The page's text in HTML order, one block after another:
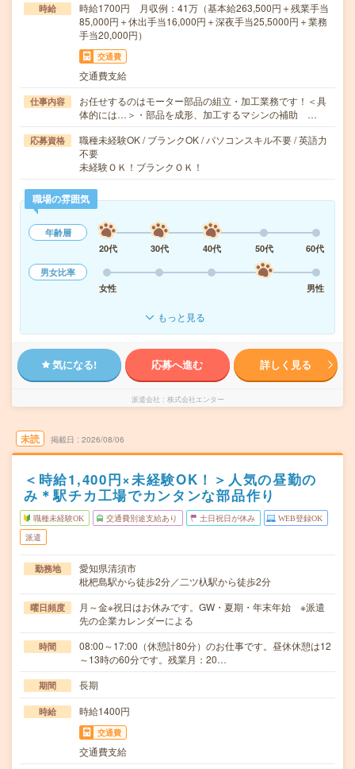
時給
時給1700円 月収例：41万（基本給263,500円＋残業手当
85,000円＋休出手当16,000円＋深夜手当25,5000円＋業務
手当20,000円）
交通費
交通費支給
仕事内容
お任せするのはモーター部品の組立・加工業務です！＜具
体的には…＞・部品を成形、加工するマシンの補助 …
応募資格
職種未経験OK / ブランクOK / パソコンスキル不要 / 英語力
不要
未経験ＯＫ！ブランクＯＫ！
職場の雰囲気
年齢層
20代
30代 40代 50代
60代
男女比率
女性
男性
もっと見る
気になる! 応募へ進む 詳しく見る
派遣会社 株式会社エンター
未読 掲載日 2026/08/06
＜時給1,400円×未経験OK！＞人気の昼勤の
み＊駅チカ工場でカンタンな部品作り
職種未経験OK 交通費別途支給あり 土日祝日が休み WEB登録OK
派遣
勤務地
愛知県清須市
枇杷島駅から徒歩2分／二ツ杁駅から徒歩2分
曜日頻度
月～金※祝日はお休みです。GW・夏期・年末年始 ※派遣
先の企業カレンダーによる
時間
08:00～17:00（休憩計80分）のお仕事です。昼休休憩は12
～13時の60分です。残業月：20…
期間 長期
時給 時給1400円
交通費
交通費支給